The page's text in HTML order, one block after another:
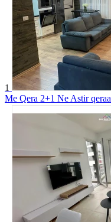
1
Me Qera 2+1 Ne Astir qeraa